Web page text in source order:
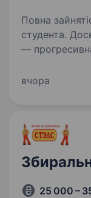
Повна
студента. Досвід
—
в дистрибуції…
вчора
25 000 –